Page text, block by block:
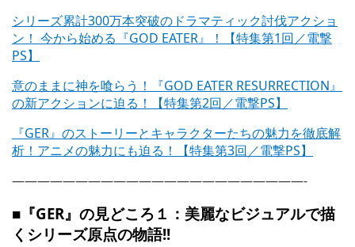
シリーズ累計300万本突破のドラマティック討伐アクショ
ン！ 今から始める『GOD EATER』！【特集第1回／電撃
PS】
意のままに神を喰らう！『GOD EATER RESURRECTION』
の新アクションに迫る！【特集第2回／電撃PS】
『GER』のストーリーとキャラクターたちの魅力を徹底解
析！アニメの魅力にも迫る！【特集第3回／電撃PS】
———————————————————————-
■『GER』の見どころ１：美麗なビジュアルで描
くシリーズ原点の物語!!